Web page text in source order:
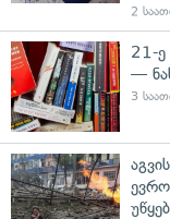
2
21-ე
—
3